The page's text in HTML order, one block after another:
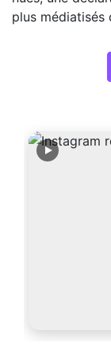
plus médiatisés